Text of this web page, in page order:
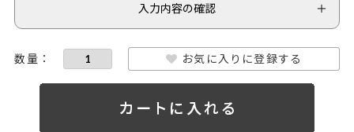
入力内容の確認
お気に入りに登録する